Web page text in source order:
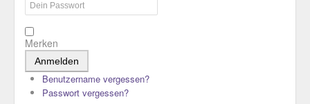
Merken
Anmelden
Benutzername vergessen?
Passwort vergessen?